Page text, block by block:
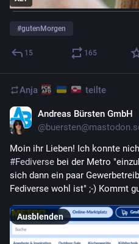
#gutenMorgen
15 165
Anja teilte
Andreas Bürsten GmbH
@
#Fediverse bei der Metro
sich dann ein paar
Fediverse wohl ist" ;-) Kommt
Ausblenden